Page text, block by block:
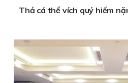
Thả cá thể vích quý hiếm